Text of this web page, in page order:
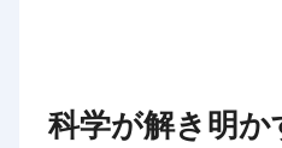
科学が解き明か